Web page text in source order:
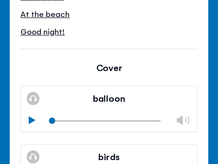
At the beach
Good night!
Cover
balloon
Play
le
Mode
birds